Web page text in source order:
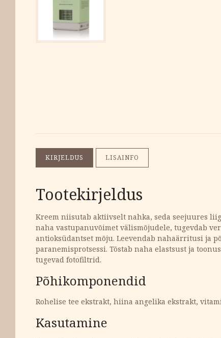
KIRJELDUS LISAINFO
Tootekirjeldus
Kreem niisutab aktiivselt nahka, seda seejuures
naha vastupanuvõimet välismõjudele, tugevdab
antioksüdantset mõju. Leevendab nahaärritusi ja
paranemisprotsessi. Tõstab naha elastsust ja
tugevad fotofiltrid.
Põhikomponendid
Rohelise tee ekstrakt, hiina angelika ekstrakt,
Kasutamine